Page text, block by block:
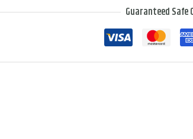
Guaranteed Safe